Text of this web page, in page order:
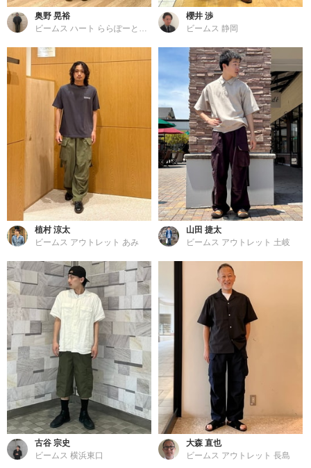
奥野 晃裕
ビームス ハート ららぽーと横浜
櫻井 渉
ビームス 静岡
植村 涼太
ビームス アウトレット あみ
山田 捷太
ビームス アウトレット 土岐
古谷 宗史
ビームス 横浜東口
大森 直也
ビームス アウトレット 長島